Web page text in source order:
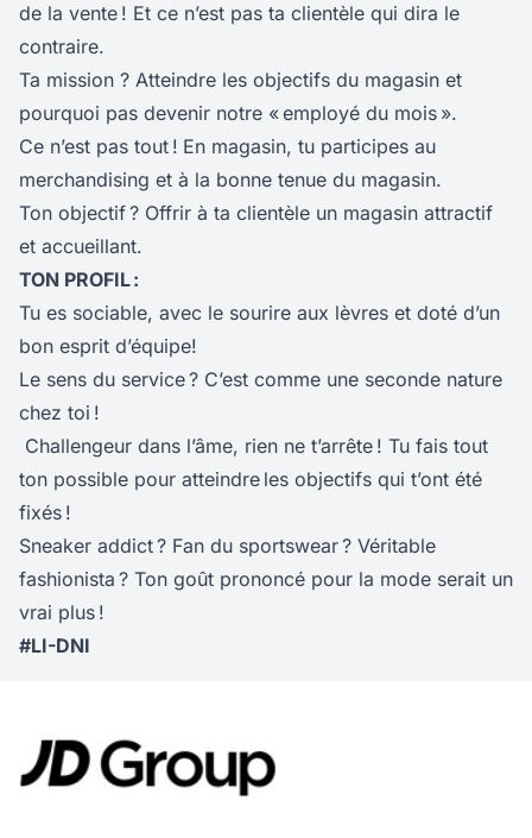
de la vente ! Et ce n’est pas ta clientèle qui dira le
contraire.
Ta mission ? Atteindre les objectifs du magasin et
pourquoi pas devenir notre « employé du mois ».
Ce n’est pas tout ! En magasin, tu participes au
merchandising et à la bonne tenue du magasin.
Ton objectif ? Offrir à ta clientèle un magasin attractif
et accueillant.
TON PROFIL :
Tu es sociable, avec le sourire aux lèvres et doté d’un
bon esprit d’équipe!
Le sens du service ? C’est comme une seconde nature
chez toi !
Challengeur dans l’âme, rien ne t’arrête ! Tu fais tout
ton possible pour atteindre les objectifs qui t’ont été
fixés !
Sneaker addict ? Fan du sportswear ? Véritable
fashionista ? Ton goût prononcé pour la mode serait un
vrai plus !
#LI-DNI